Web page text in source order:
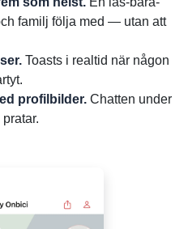
familj följa med — utan att
Toasts i realtid när någon
profilbilder. Chatten under